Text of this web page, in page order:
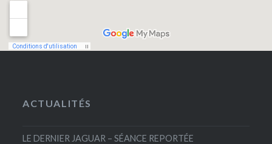
ACTUALITÉS
LE DERNIER JAGUAR – SÉANCE REPORTÉE